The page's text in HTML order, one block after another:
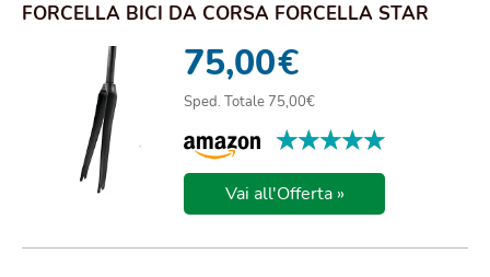
FORCELLA BICI DA CORSA FORCELLA STAR
GABEL 11/8 700 C 75,00€
Sped. Totale 75,00€
★★★★★
★★★★★
Vai all'Offerta »